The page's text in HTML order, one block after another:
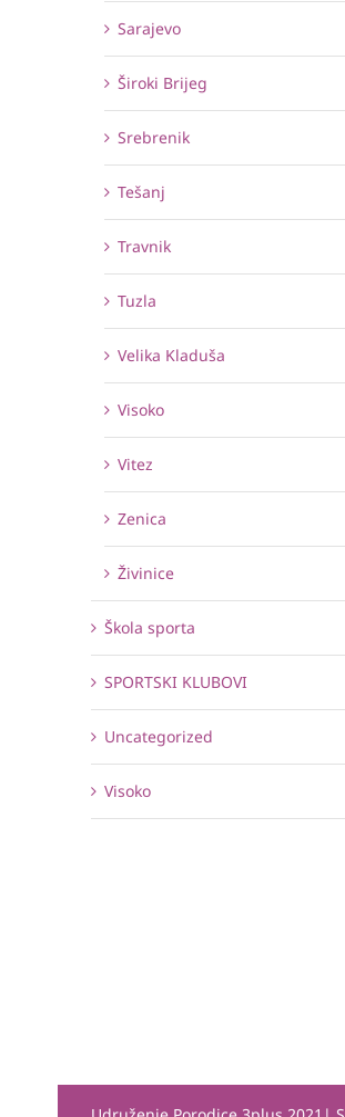
Sarajevo
Široki Brijeg
Srebrenik
Tešanj
Travnik
Tuzla
Velika Kladuša
Visoko
Vitez
Zenica
Živinice
Škola sporta
SPORTSKI KLUBOVI
Uncategorized
Visoko